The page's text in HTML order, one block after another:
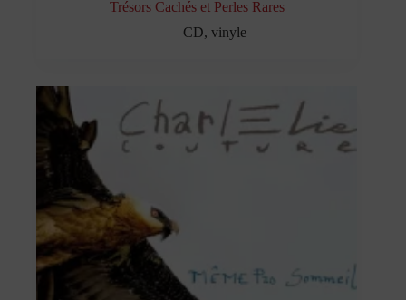
Trésors Cachés et Perles Rares
CD,vinyle